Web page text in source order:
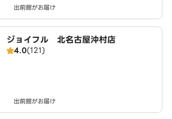
出前館がお届け
ジョイフル 北名古屋沖村店
4.0(121)
出前館がお届け